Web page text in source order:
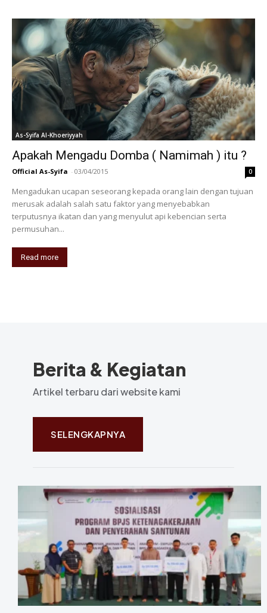
As-Syifa Al-Khoeriyyah
Apakah Mengadu Domba ( Namimah ) itu ?
Official As-Syifa - 03/04/2015 0
Mengadukan ucapan seseorang kepada orang lain dengan tujuan
merusak adalah salah satu faktor yang menyebabkan
terputusnya ikatan dan yang menyulut api kebencian serta
permusuhan...
Read more
Berita & Kegiatan
Artikel terbaru dari website kami
SELENGKAPNYA